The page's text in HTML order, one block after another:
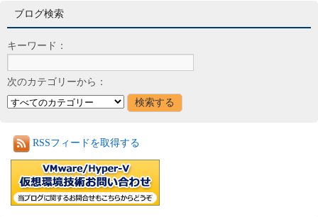
ブログ検索
キーワード：
次のカテゴリーから：
RSSフィードを取得する